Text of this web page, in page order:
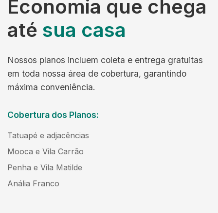
Economia que chega
até sua casa
Nossos planos incluem coleta e entrega gratuitas
em toda nossa área de cobertura, garantindo
máxima conveniência.
Cobertura dos Planos:
Tatuapé e adjacências
Mooca e Vila Carrão
Penha e Vila Matilde
Anália Franco